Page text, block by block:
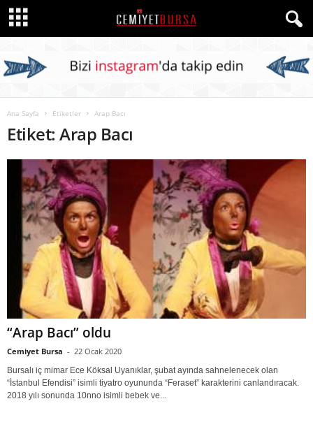
Ana Sayfa Etiketler Arap Bacı
Etiket: Arap Bacı
“Arap Bacı” oldu
Cemiyet Bursa - 22 Ocak 2020
Bursalı iç mimar Ece Köksal Uyanıklar, şubat ayında sahnelenecek olan
“İstanbul Efendisi” isimli tiyatro oyununda “Feraset” karakterini canlandıracak.
2018 yılı sonunda 10nno isimli bebek ve...